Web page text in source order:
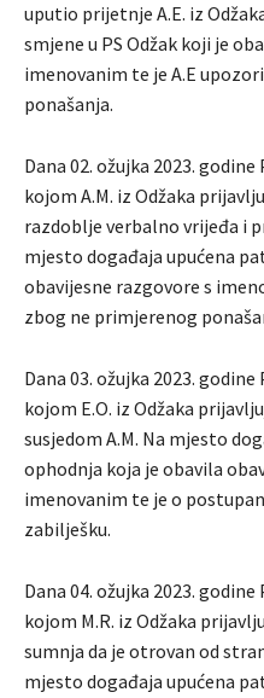
uputio prijetnje A.E. iz
smjene u PS Odžak koji je
imenovanim te je A.E
ponašanja.
Dana 02. ožujka 2023.
kojom A.M. iz Odžaka
razdoblje verbalno vrijeđa i
mjesto događaja upućena
obavijesne razgovore s
zbog ne primjerenog
Dana 03. ožujka 2023.
kojom E.O. iz Odžaka
susjedom A.M. Na mjesto
ophodnja koja je obavila
imenovanim te je o
zabilješku.
Dana 04. ožujka 2023.
kojom M.R. iz Odžaka
sumnja da je otrovan od
mjesto događaja upućena